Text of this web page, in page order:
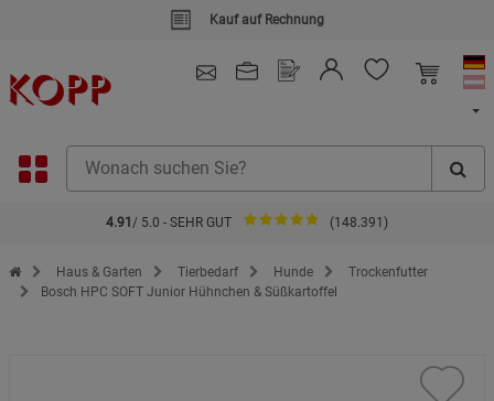
Kauf auf Rechnung
4.91 / 5.0 - SEHR GUT (148.391)
Zur Startseite des Kopp Verlag Online-Shop
Haus & Garten Tierbedarf Hunde
Trockenfutter
Bosch HPC SOFT Junior Hühnchen & Süßkartoffel